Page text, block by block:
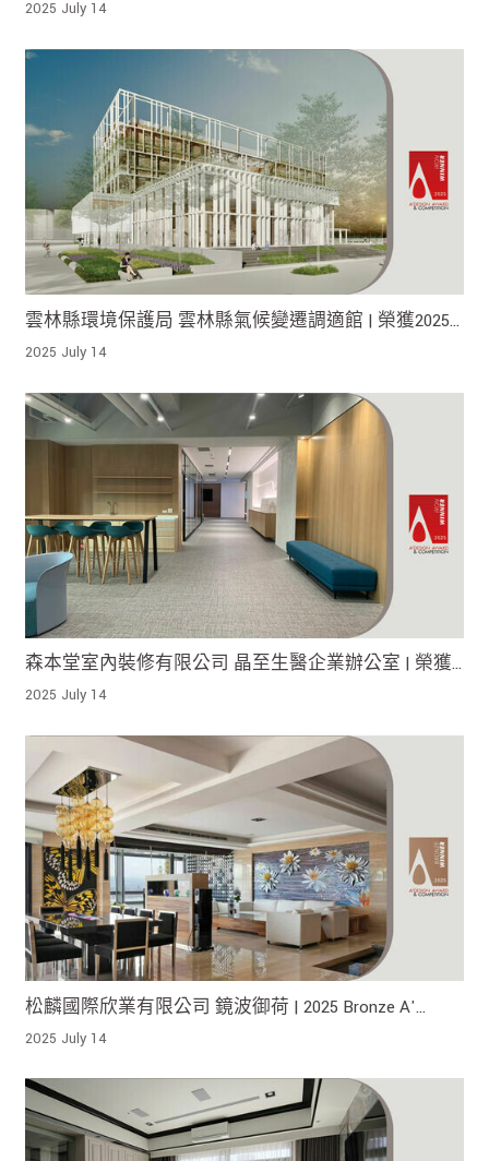
2025 July 14
雲林縣環境保護局 雲林縣氣候變遷調適館 | 榮獲2025
A' Design Award Iron Winner !
2025 July 14
森本堂室內裝修有限公司 晶至生醫企業辦公室 | 榮獲
2025 A' Design Award Iron Winner !
2025 July 14
松麟國際欣業有限公司 鏡波御荷 | 2025 Bronze A'
Design Award 榮獲銅獎 !
2025 July 14